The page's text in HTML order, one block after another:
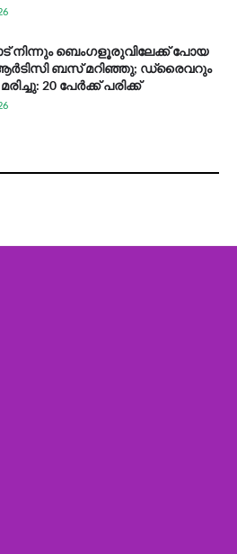
നിന്നും ബെംഗളൂരുവിലേക്ക് പോയ
ബസ് മറിഞ്ഞു; ഡ്രൈവറും
20 പേര്‍ക്ക് പരിക്ക്